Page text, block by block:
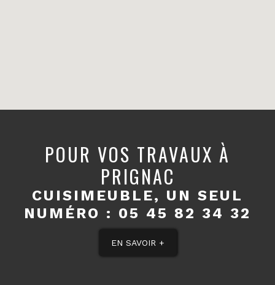
POUR VOS TRAVAUX À
PRIGNAC
CUISIMEUBLE, UN SEUL
NUMÉRO : 05 45 82 34 32
EN SAVOIR +